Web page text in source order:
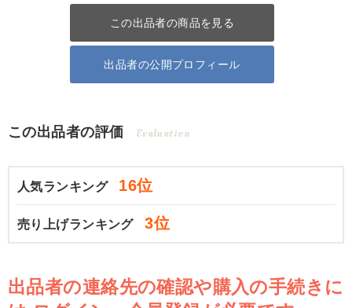
この出品者の商品を見る
出品者の公開プロフィール
この出品者の評価 Evaluation
人気ランキング 16位
売り上げランキング 3位
出品者の連絡先の確認や購入の手続きに